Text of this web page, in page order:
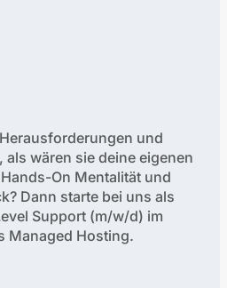
und
als wären sie deine eigenen
On Mentalität und
Dann starte bei uns als
Support (m/w/d) im
Managed Hosting.